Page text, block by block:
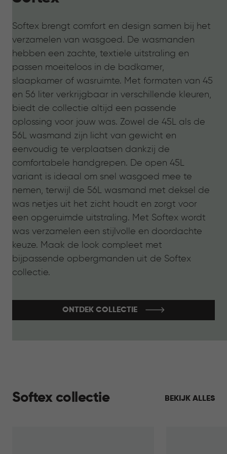
Softex brengt comfort en design samen bij het
verzamelen van wasgoed. De wasmanden
hebben een zachte, textiele uitstraling en
passen moeiteloos in de badkamer,
slaapkamer of wasruimte. Met formaten van 45
en 56 liter verkrijgbaar in verschillende kleuren,
biedt de collectie altijd een passende
oplossing voor jouw was. Zowel de 45L als de
56L wasmand zijn licht van gewicht en
eenvoudig te verplaatsen dankzij de
comfortabele handgrepen. De open 45L
variant is ideaal om snel wasgoed mee te
nemen, terwijl de 56L wasmand met deksel de
was netjes uit het zicht houdt en zorgt voor
een opgeruimde uitstraling. Met Softex wordt
was verzamelen een stijlvolle en doordachte
keuze. Maak de look compleet met
bijpassende opbergmanden uit de Softex
collectie.
ONTDEK COLLECTIE
Softex collectie BEKIJK ALLES